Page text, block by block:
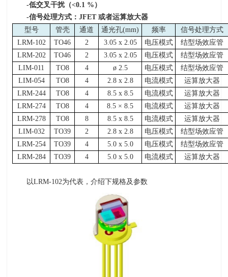
-低交叉干扰（<0.1 % ）
-信号处理方式：JFET或者运算放大器
型号
管壳 通道 通光孔(mm) 频率
信号处理方式
LRM-102
TO46 2 3.05 x 2.05 电压模式
结型场效应管
LRM-202
TO46 2 3.05 x 2.05 电压模式
结型场效应管
LIM-011
TO8 4 ø 2.5 电压模式
结型场效应管
LIM-054
TO8 4 2.8 x 2.8 电流模式
运算放大器
LRM-244
TO8 4 8.5 x 8.5 电流模式
运算放大器
LRM-274
TO8 4 8.5 × 8.5 电流模式
运算放大器
LRM-278
TO8 8 8.5 x 8.5 电流模式
运算放大器
LIM-032
TO39 2 2.8 x 2.8 电压模式
结型场效应管
LRM-254
TO39 4 5.0 x 5.0 电压模式
结型场效应管
LRM-284
TO39 4 5.0 x 5.0 电流模式 运算放大器
以LRM-102为代表，介绍下规格及参数